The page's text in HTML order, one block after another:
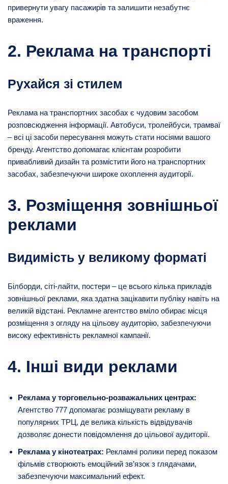
привернути увагу пасажирів та залишити незабутнє
враження.
2. Реклама на транспорті
Рухайся зі стилем
Реклама на транспортних засобах є чудовим засобом
розповсюдження інформації. Автобуси, тролейбуси, трамваї
– всі ці засоби пересування можуть стати носіями вашого
бренду. Агентство допомагає клієнтам розробити
привабливий дизайн та розмістити його на транспортних
засобах, забезпечуючи широке охоплення аудиторії.
3. Розміщення зовнішньої
реклами
Видимість у великому форматі
Білборди, сіті-лайти, постери – це всього кілька прикладів
зовнішньої реклами, яка здатна зацікавити публіку навіть на
великій відстані. Рекламне агентство вміло обирає місця
розміщення з огляду на цільову аудиторію, забезпечуючи
високу ефективність рекламної кампанії.
4. Інші види реклами
Реклама у торговельно-розважальних центрах:
Агентство 777 допомагає розміщувати рекламу в
популярних ТРЦ, де велика кількість відвідувачів
дозволяє донести повідомлення до цільової аудиторії.
Реклама у кінотеатрах: Рекламні ролики перед показом
фільмів створюють емоційний зв’язок з глядачами,
забезпечуючи максимальний ефект.